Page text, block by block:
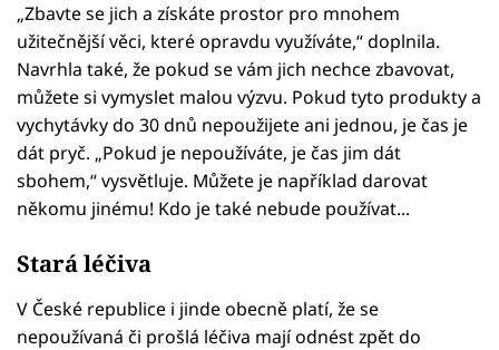
„Zbavte se jich a získáte prostor pro mnohem
užitečnější věci, které opravdu využíváte,“ doplnila.
Navrhla také, že pokud se vám jich nechce zbavovat,
můžete si vymyslet malou výzvu. Pokud tyto produkty a
vychytávky do 30 dnů nepoužijete ani jednou, je čas je
dát pryč. „Pokud je nepoužíváte, je čas jim dát
sbohem,“ vysvětluje. Můžete je například darovat
někomu jinému! Kdo je také nebude používat...
Stará léčiva
V České republice i jinde obecně platí, že se
nepoužívaná či prošlá léčiva mají odnést zpět do